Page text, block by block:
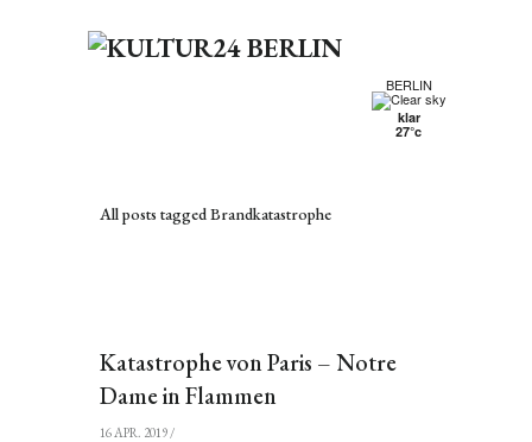
BERLIN
klar
27°c
All posts tagged Brandkatastrophe
Katastrophe von Paris – Notre
Dame in Flammen
16 APR. 2019/